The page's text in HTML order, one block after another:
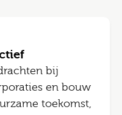
bij
en bouw
toekomst,